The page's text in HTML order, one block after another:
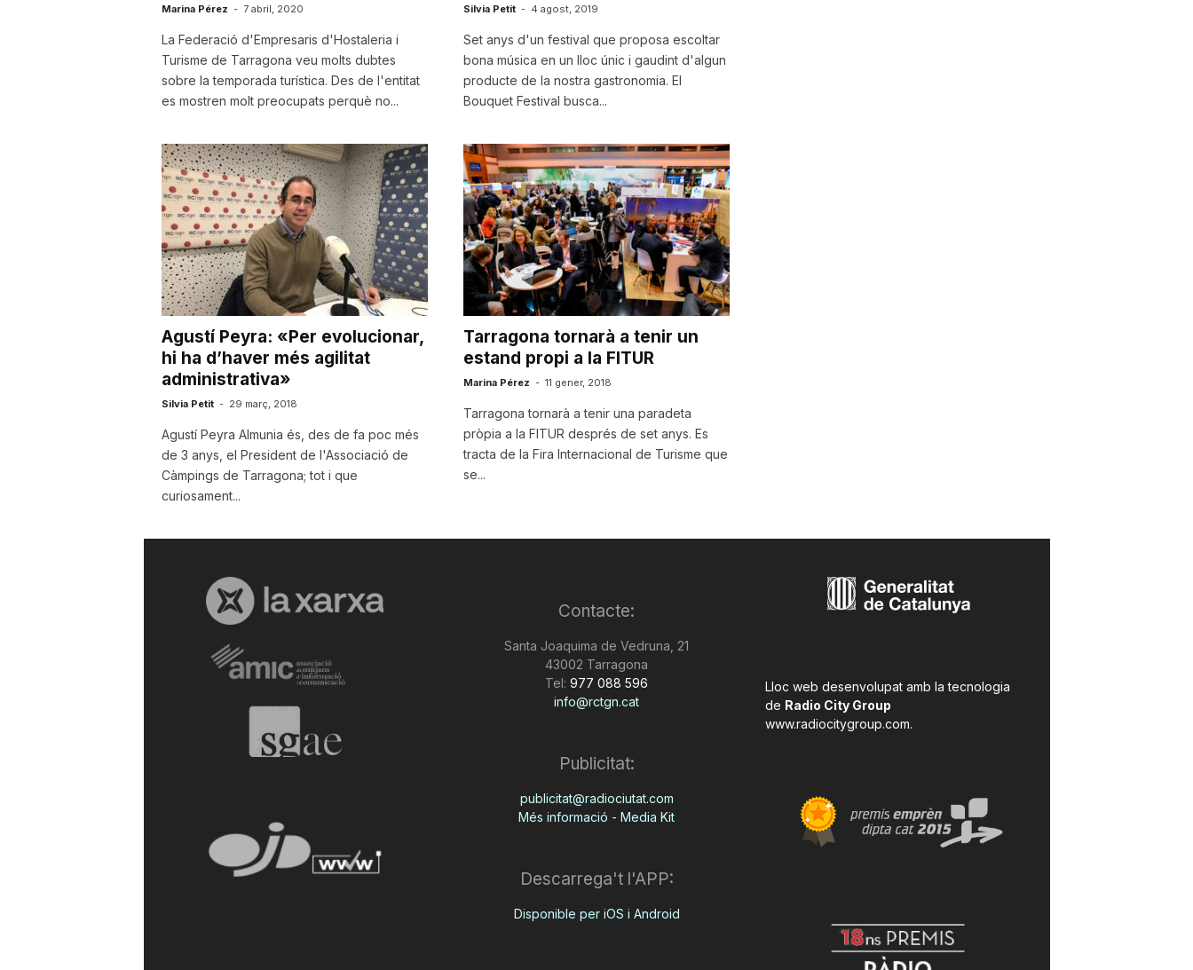
o
n
a
Marina Pérez - 7 abril, 2020
La Federació d'Empresaris d'Hostaleria i
Turisme de Tarragona veu molts dubtes
sobre la temporada turística. Des de l'entitat
es mostren molt preocupats perquè no...
Silvia Petit - 4 agost, 2019
Set anys d'un festival que proposa escoltar
bona música en un lloc únic i gaudint d'algun
producte de la nostra gastronomia. El
Bouquet Festival busca...
Agustí Peyra: «Per evolucionar,
hi ha d’haver més agilitat
administrativa»
Silvia Petit - 29 març, 2018
Agustí Peyra Almunia és, des de fa poc més
de 3 anys, el President de l'Associació de
Càmpings de Tarragona; tot i que
curiosament...
Tarragona tornarà a tenir un
estand propi a la FITUR
Marina Pérez - 11 gener, 2018
Tarragona tornarà a tenir una paradeta
pròpia a la FITUR després de set anys. Es
tracta de la Fira Internacional de Turisme que
se...
Contacte:
Santa Joaquima de Vedruna, 21
43002 Tarragona
Tel: 977 088 596
info@rctgn.cat
Publicitat:
publicitat@radiociutat.com
Més informació - Media Kit
Descarrega't l'APP:
Disponible per iOS i Android
Lloc web desenvolupat amb la tecnologia
de Radio City Group
www.radiocitygroup.com.